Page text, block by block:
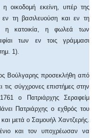
η οικοδομή εκείνη, υπέρ της
τη βασιλευούση και εν τη
η κατοικία, η φωλεά των
των εν τοις γράμμασι
1).
προσεκλήθη από
τις σύγχρονες επιστήμες στην
ο Πατριάρχης Σεραφείμ
Πατριάρχης ο εχθρός του
μετά ο Σαμουήλ Χαντζερής.
και τον υποχρέωσαν να